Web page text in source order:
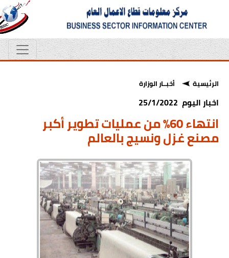
الرئيسية أخبــار الوزارة
اخبار اليوم 25/1/2022
انتهاء 60% من عمليات تطوير أكبر
مصنع غزل ونسيج بالعالم